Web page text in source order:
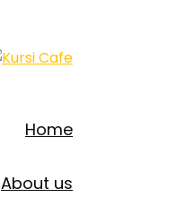
Home
About us